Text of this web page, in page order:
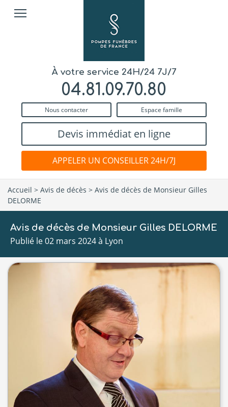
À votre service 24H/24 7J/7
04.81.09.70.80
Nous contacter Espace famille
Devis immédiat en ligne
APPELER UN CONSEILLER 24H/7J
Accueil > Avis de décès > Avis de décès de Monsieur Gilles
DELORME
Avis de décès de Monsieur Gilles DELORME
Publié le 02 mars 2024 à Lyon